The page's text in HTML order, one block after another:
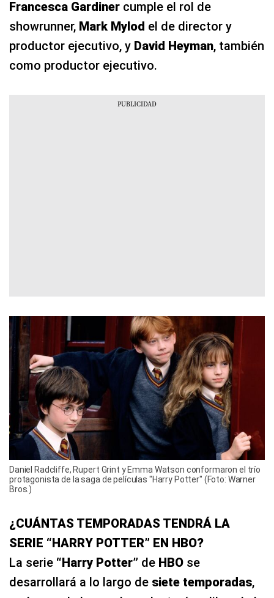
Francesca Gardiner cumple el rol de
showrunner, Mark Mylod el de director y
productor ejecutivo, y David Heyman, también
como productor ejecutivo.
Daniel Radcliffe, Rupert Grint y Emma Watson conformaron el trío
protagonista de la saga de películas "Harry Potter" (Foto: Warner
Bros.)
¿CUÁNTAS TEMPORADAS TENDRÁ LA
SERIE “HARRY POTTER” EN HBO?
La serie “Harry Potter” de HBO se
desarrollará a lo largo de siete temporadas,